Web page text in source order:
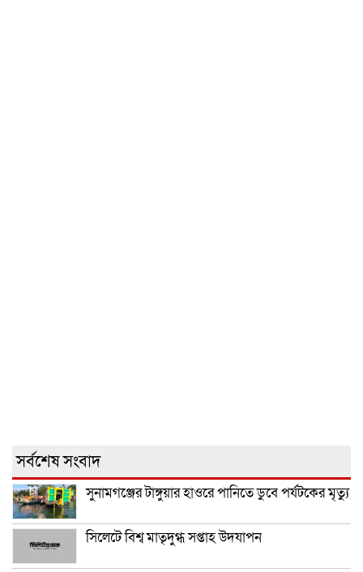
সর্বশেষ সংবাদ
সুনামগঞ্জের টাঙ্গুয়ার হাওরে পানিতে ডুবে পর্যটকের মৃত্যু
সিলেটে বিশ্ব মাতৃদুগ্ধ সপ্তাহ উদযাপন